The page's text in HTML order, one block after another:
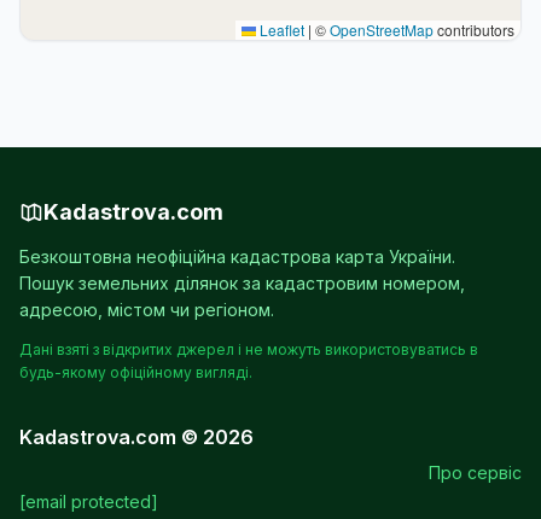
Leaflet | ©OpenStreetMapcontributors
Kadastrova.com
Безкоштовна неофіційна кадастрова карта України.
Пошук земельних ділянок за кадастровим номером,
адресою, містом чи регіоном.
Дані взяті з відкритих джерел і не можуть використовуватись в
будь-якому офіційному вигляді.
Kadastrova.com © 2026
Про сервіс
[email protected]